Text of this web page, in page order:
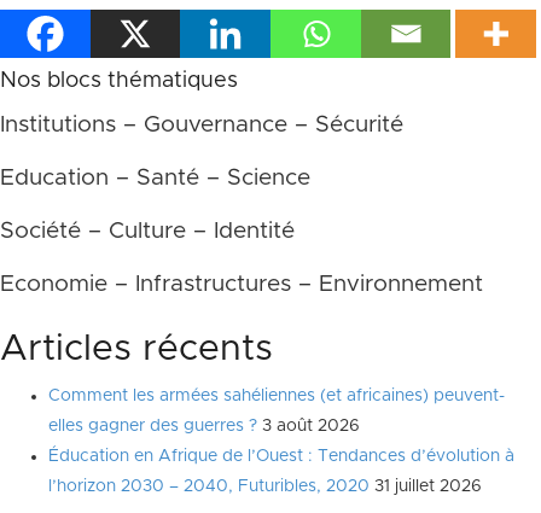
Nos blocs thématiques
Institutions – Gouvernance – Sécurité
Education – Santé – Science
Société – Culture – Identité
Economie – Infrastructures – Environnement
Articles récents
Comment les armées sahéliennes (et africaines) peuvent-
elles gagner des guerres ? 3 août 2026
Éducation en Afrique de l’Ouest : Tendances d’évolution à
l’horizon 2030 – 2040, Futuribles, 2020 31 juillet 2026